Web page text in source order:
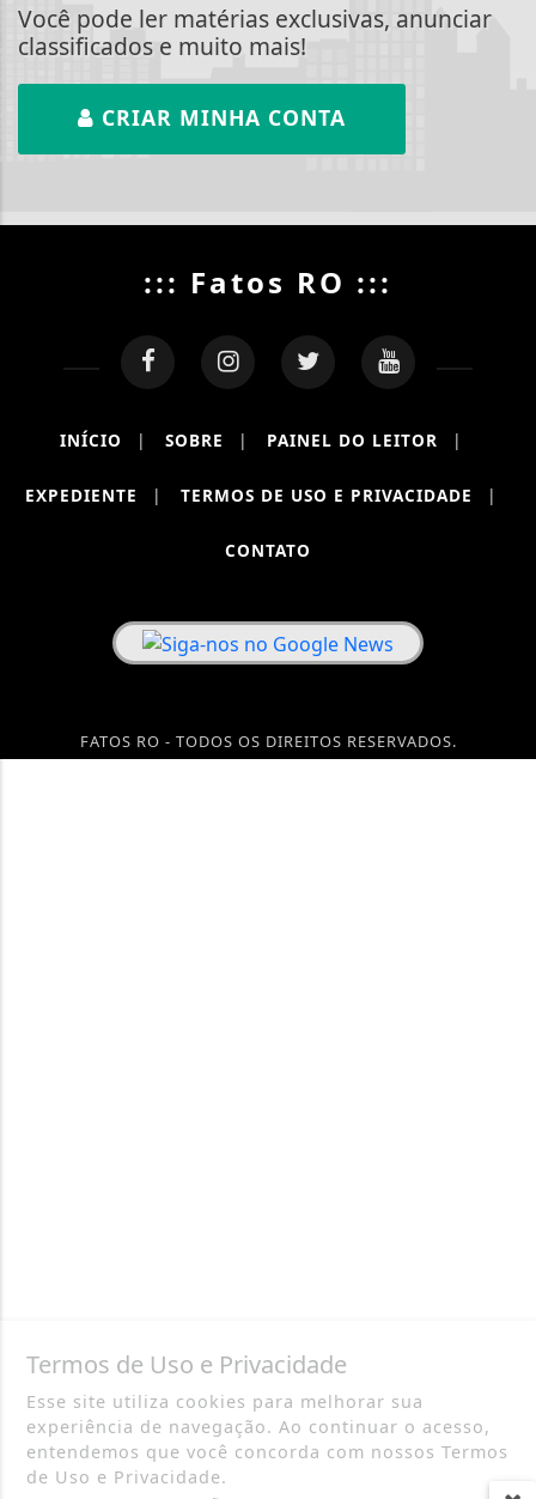
Você pode ler matérias exclusivas, anunciar
classificados e muito mais!
CRIAR MINHA CONTA
::: Fatos RO :::
INÍCIO | SOBRE | PAINEL DO LEITOR |
EXPEDIENTE | TERMOS DE USO E PRIVACIDADE |
CONTATO
FATOS RO - TODOS OS DIREITOS RESERVADOS.
Termos de Uso e Privacidade
Esse site utiliza cookies para melhorar sua
experiência de navegação. Ao continuar o acesso,
entendemos que você concorda com nossos Termos
de Uso e Privacidade.